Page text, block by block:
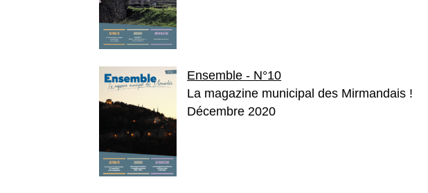
Ensemble - N°10
La magazine municipal des Mirmandais !
Décembre 2020